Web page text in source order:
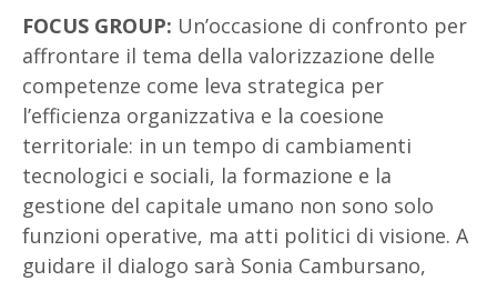
FOCUS GROUP: Un’occasione di confronto per
affrontare il tema della valorizzazione delle
competenze come leva strategica per
l’efficienza organizzativa e la coesione
territoriale: in un tempo di cambiamenti
tecnologici e sociali, la formazione e la
gestione del capitale umano non sono solo
funzioni operative, ma atti politici di visione. A
guidare il dialogo sarà Sonia Cambursano,